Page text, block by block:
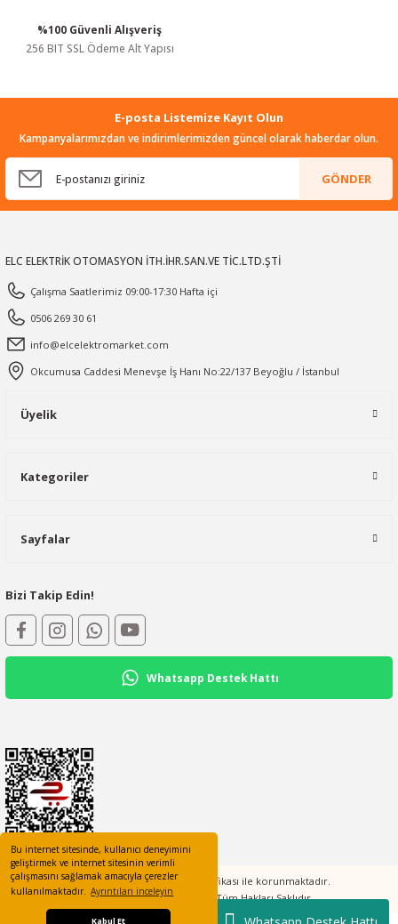
Bu internet sitesinde, kullanıcı deneyimini
geliştirmek ve internet sitesinin verimli
çalışmasını sağlamak amacıyla çerezler
kullanılmaktadır. Ayrıntıları inceleyin
Kabul Et
%100 Güvenli Alışveriş
256 BIT SSL Ödeme Alt Yapısı
E-posta Listemize Kayıt Olun
Kampanyalarımızdan ve indirimlerimizden güncel olarak haberdar olun.
GÖNDER
ELC ELEKTRİK OTOMASYON İTH.İHR.SAN.VE TİC.LTD.ŞTİ
Çalışma Saatlerimiz 09:00-17:30 Hafta içi
0506 269 30 61
info@elcelektromarket.com
Okcumusa Caddesi Menevşe İş Hanı No:22/137 Beyoğlu / İstanbul
Üyelik
Kategoriler
Sayfalar
Bizi Takip Edin!
Whatsapp Destek Hattı
Tüm bilgileriniz 256bit SSL Sertifikası ile korunmaktadır.
©2023 elcotomasyon.com Tüm Hakları Saklıdır